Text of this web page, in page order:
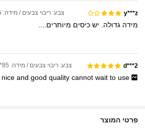
y***z צבע: ריבוי צבעים / מידה: 85*110 ס"מ / סוג סטייל: אָפוֹר
מידהגדולה. ישכיסים מיותרים....
d***2 צבע: ריבוי צבעים / מידה: 85*110 ס"מ / סוג סטייל: חֵיל הַיָם
niceandgoodqualitycannotwaittouse
פרטי המוצר